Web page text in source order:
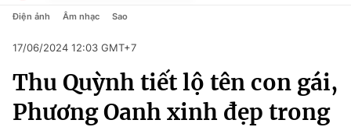
Chuyên mục
Chính trị
Chính trị
Pháp luật
Kinh tế
Thể thao
Truyền hình
Điện ảnh Âm nhạc Sao
17/06/2024 12:03 GMT+7
Thu Quỳnh tiết lộ tên con gái,
Phương Oanh xinh đẹp trong